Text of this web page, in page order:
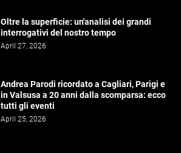
Oltre la superficie: un'analisi dei grandi
interrogativi del nostro tempo
April 27, 2026
Andrea Parodi ricordato a Cagliari, Parigi e
in Valsusa a 20 anni dalla scomparsa: ecco
tutti gli eventi
April 25, 2026